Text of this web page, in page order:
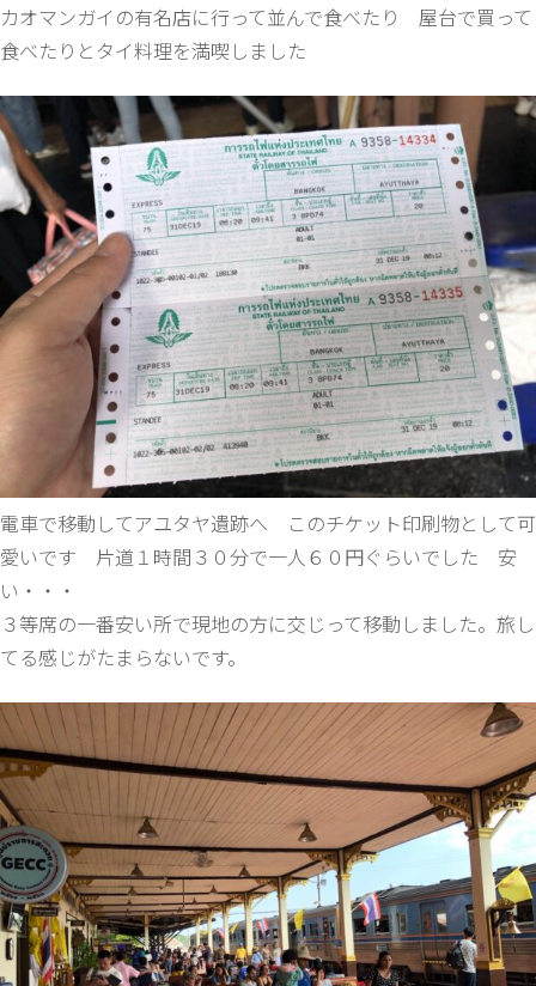
カオマンガイの有名店に行って並んで食べたり 屋台で買って
食べたりとタイ料理を満喫しました
電車で移動してアユタヤ遺跡へ このチケット印刷物として可
愛いです 片道１時間３０分で一人６０円ぐらいでした 安
い・・・
３等席の一番安い所で現地の方に交じって移動しました。旅し
てる感じがたまらないです。